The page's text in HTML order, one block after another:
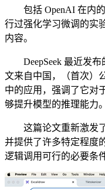
包括 OpenAI 在内的
行过强化学习微调的实
内容。
DeepSeek 最近发布
文来自中国，（首次）
中的应用，强调了它对
够提升模型的推理能力。
这篇论文重新激发了
并提供了许多特定程度
逻辑调用可行的必要条件